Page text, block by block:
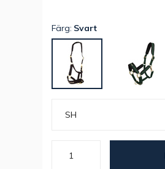
Färg: Svart
SH